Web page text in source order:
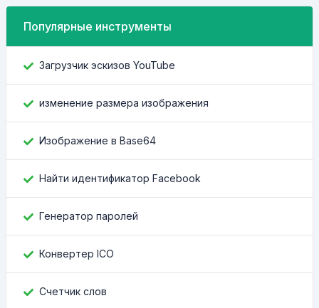
Популярные инструменты
Загрузчик эскизов YouTube
изменение размера изображения
Изображение в Base64
Найти идентификатор Facebook
Генератор паролей
Конвертер ICO
Счетчик слов